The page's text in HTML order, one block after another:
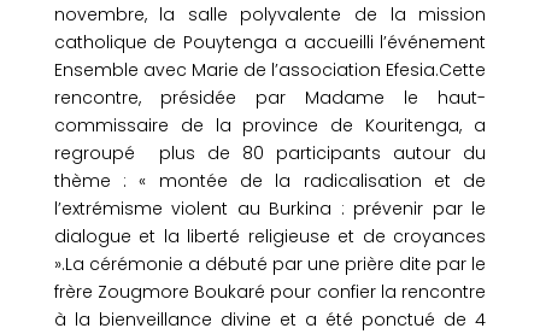
novembre, la salle polyvalente de la mission
catholique de Pouytenga a accueilli l’événement
Ensemble avec Marie de l’association Efesia.Cette
rencontre, présidée par Madame le haut-
commissaire de la province de Kouritenga, a
regroupé plus de 80 participants autour du
thème : « montée de la radicalisation et de
l’extrémisme violent au Burkina : prévenir par le
dialogue et la liberté religieuse et de croyances
».La cérémonie a débuté par une prière dite par le
frère Zougmore Boukaré pour confier la rencontre
à la bienveillance divine et a été ponctué de 4